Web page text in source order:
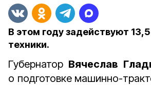
В этом году задействуют
техники.
Губернатор Вячеслав
о подготовке машинно-